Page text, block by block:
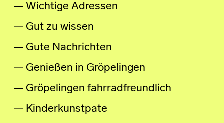
Wichtige Adressen
Gut zu wissen
Gute Nachrichten
Genießen in Gröpelingen
Gröpelingen fahrradfreundlich
Kinderkunstpate